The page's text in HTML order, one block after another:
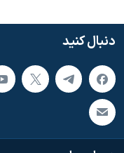
دنبال کنید